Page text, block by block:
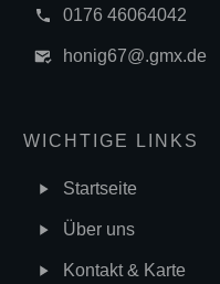
0176 46064042
honig67@.gmx.de
WICHTIGE LINKS
Startseite
Über uns
Kontakt & Karte